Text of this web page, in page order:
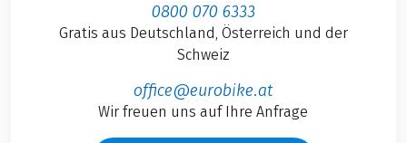
0800 070 6333
Gratis aus Deutschland, Österreich und der
Schweiz
office@eurobike.at
Wir freuen uns auf Ihre Anfrage